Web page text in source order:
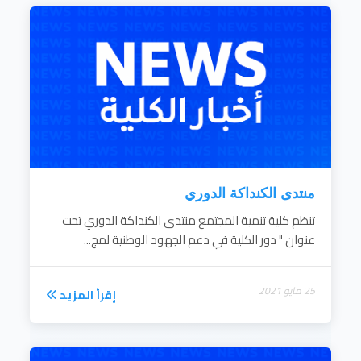
إكساب المرأة المهارات اللازمة التي تعينها علي
دورها في المجتمع
نشر الوعي البيئي بين قطاعات المجتمع.
إقرأ المزيد
منتدى الكنداكة الدوري
تنظم كلية تنمية المجتمع منتدى الكنداكة الدوري تحت
عنوان " دور الكلية في دعم الجهود الوطنية لمج...
25 مايو 2021 إقرأ المزيد